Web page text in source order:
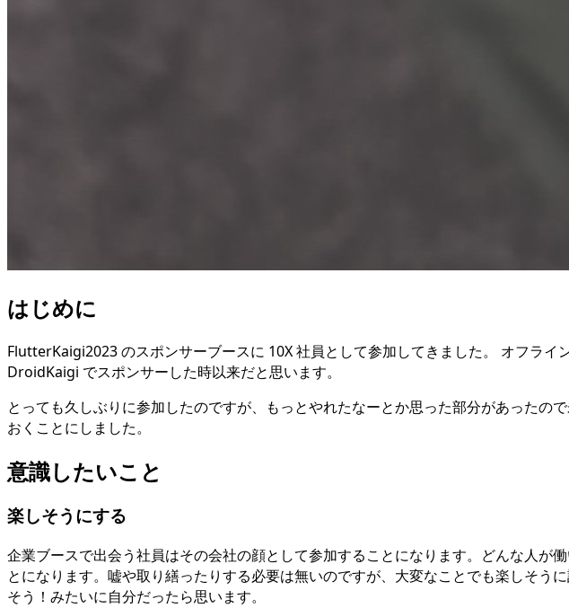
はじめに
FlutterKaigi2023 のスポンサーブースに 10X 社員として参加してきました。 オフラ
DroidKaigi でスポンサーした時以来だと思います。
とっても久しぶりに参加したのですが、もっとやれたなーとか思った部分があった
おくことにしました。
意識したいこと
楽しそうにする
企業ブースで出会う社員はその会社の顔として参加することになります。どんな人が
とになります。嘘や取り繕ったりする必要は無いのですが、大変なことでも楽しそ
そう！みたいに自分だったら思います。